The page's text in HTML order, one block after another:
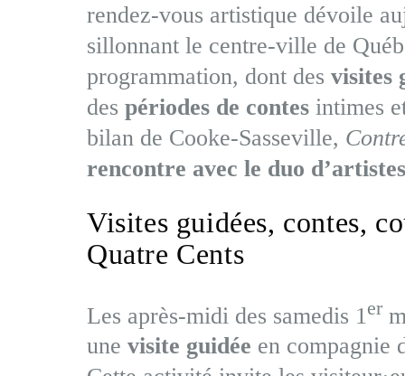
rendez-vous artistique dévoile
sillonnant le centre-ville de
programmation, dont desvisites
despériodes de contes intimes
bilan de Cooke-Sasseville,
rencontre avec le duo
Visites guidées, contes,
Quatre Cents
Les après-midi des samedis 1 er
unevisite guidée en compagnie